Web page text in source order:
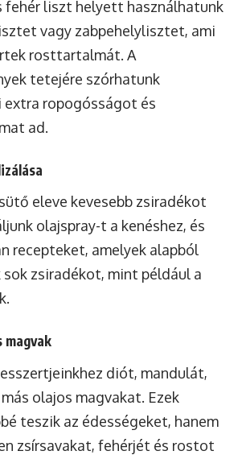
fehér liszt helyett használhatunk
vagy zabpehelylisztet, ami
rosttartalmát. A
tetejére szórhatunk
extra ropogósságot és
ad.
eleve kevesebb zsiradékot
olajspray-t a kenéshez, és
recepteket, amelyek alapból
sok zsiradékot, mint például a
magvak
diót, mandulát,
olajos magvakat. Ezek
teszik az édességeket, hanem
zsírsavakat, fehérjét és rostot